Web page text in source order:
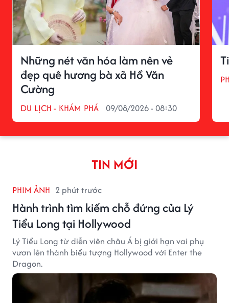
Những nét văn hóa làm nên vẻ
đẹp quê hương bà xã Hồ Văn
Cường
DU LỊCH - KHÁM PHÁ 09/08/2026 - 08:30
TIN MỚI
PHIM ẢNH 2 phút trước
Hành trình tìm kiếm chỗ đứng của Lý
Tiểu Long tại Hollywood
Lý Tiểu Long từ diễn viên châu Á bị giới hạn vai phụ
vươn lên thành biểu tượng Hollywood với Enter the
Dragon.